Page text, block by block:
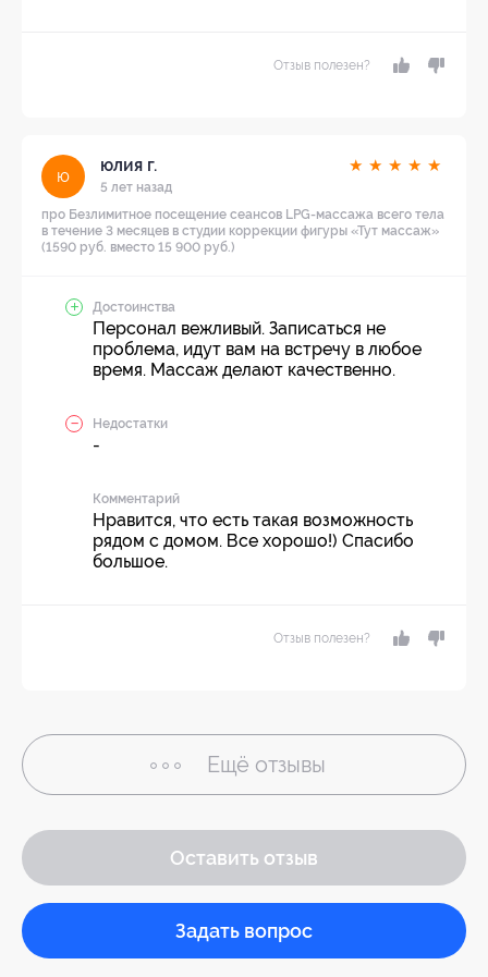
Отзыв полезен?
ю
юлия г.
5 лет назад
★ ★ ★ ★ ★
про Безлимитное посещение сеансов LPG-массажа всего тела
в течение 3 месяцев в студии коррекции фигуры «Тут массаж»
(1590 руб. вместо 15 900 руб.)
Достоинства
Персонал вежливый. Записаться не
проблема, идут вам на встречу в любое
время. Массаж делают качественно.
Недостатки
-
Комментарий
Нравится, что есть такая возможность
рядом с домом. Все хорошо!) Спасибо
большое.
Отзыв полезен?
Ещё отзывы
Оставить отзыв
Задать вопрос